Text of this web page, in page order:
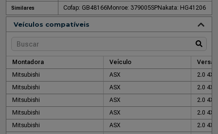
Similares Cofap: GB48166Monroe: 379005SPNakata: HG41206
Veículos compatíveis
Montadora Veículo
Versão
Mitsubishi
ASX
2.0
Mitsubishi
ASX
2.0
Mitsubishi
ASX
2.0
Mitsubishi
ASX
2.0
Mitsubishi
ASX
2.0